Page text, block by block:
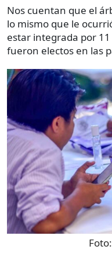
Nos cuentan que el
lo mismo que le
estar integrada por
fueron electos en las
Foto: